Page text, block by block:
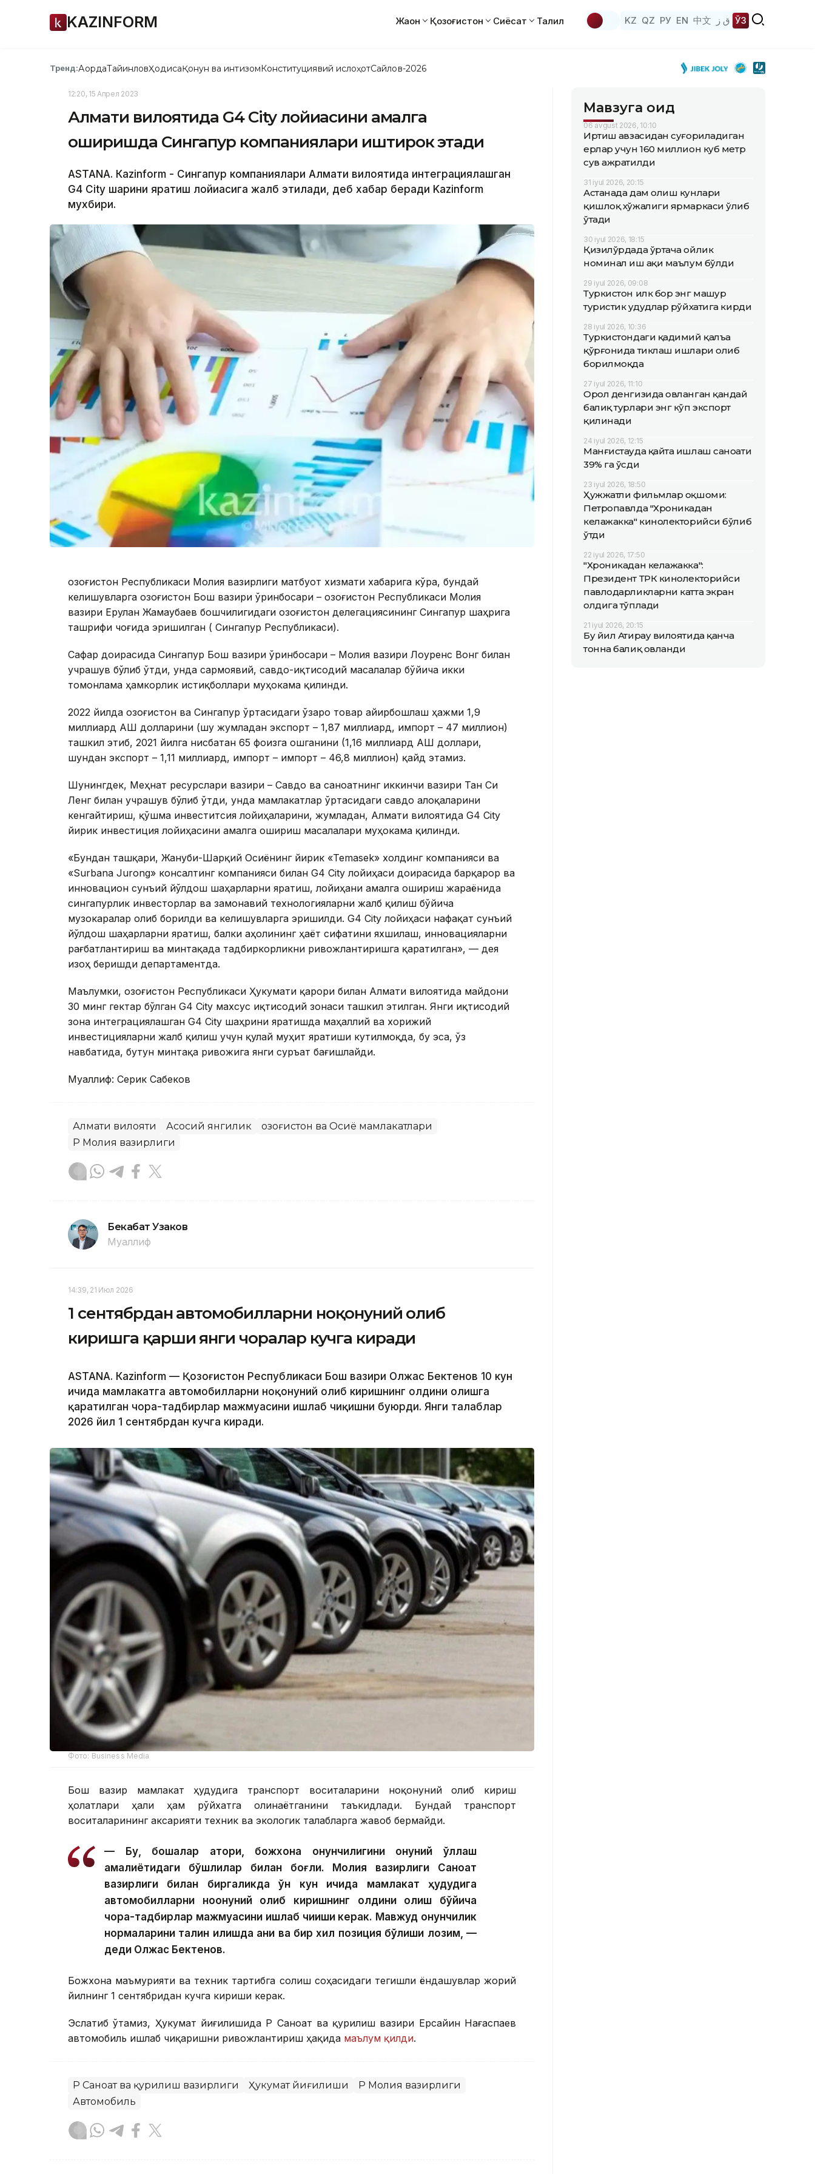
KAZINFORM Жаҳон Қозоғистон Сиёсат Таҳлил KZ QZ РУ EN 中文 ق ز ЎЗ
Тренд:АқордаТайинловҲодисаҚонун ва интизомКонституциявий ислоҳотСайлов-2026
12:20, 15 Апрел 2023
Алмати вилоятида G4 City лойиҳасини амалга
оширишда Сингапур компаниялари иштирок этади
ASTANA. Кazinform - Сингапур компаниялари Алмати вилоятида интеграциялашган
G4 City шаҳрини яратиш лойиҳасига жалб этилади, деб хабар беради Kazinform
мухбири.
Қозоғистон Республикаси Молия вазирлиги матбуот хизмати хабарига кўра, бундай
келишувларга Қозоғистон Бош вазири ўринбосари – Қозоғистон Республикаси Молия
вазири Ерулан Жамаубаев бошчилигидаги Қозоғистон делегациясининг Сингапур шаҳрига
ташрифи чоғида эришилган ( Сингапур Республикаси).
Сафар доирасида Сингапур Бош вазири ўринбосари – Молия вазири Лоуренс Вонг билан
учрашув бўлиб ўтди, унда сармоявий, савдо-иқтисодий масалалар бўйича икки
томонлама ҳамкорлик истиқболлари муҳокама қилинди.
2022 йилда Қозоғистон ва Сингапур ўртасидаги ўзаро товар айирбошлаш ҳажми 1,9
миллиард АҚШ долларини (шу жумладан экспорт – 1,87 миллиард, импорт – 47 миллион)
ташкил этиб, 2021 йилга нисбатан 65 фоизга ошганини (1,16 миллиард АҚШ доллари,
шундан экспорт – 1,11 миллиард, импорт – импорт – 46,8 миллион) қайд этамиз.
Шунингдек, Меҳнат ресурслари вазири – Савдо ва саноатнинг иккинчи вазири Тан Си
Ленг билан учрашув бўлиб ўтди, унда мамлакатлар ўртасидаги савдо алоқаларини
кенгайтириш, қўшма инвеститсия лойиҳаларини, жумладан, Алмати вилоятида G4 City
йирик инвестиция лойиҳасини амалга ошириш масалалари муҳокама қилинди.
«Бундан ташқари, Жануби-Шарқий Осиёнинг йирик «Temasek» холдинг компанияси ва
«Surbana Jurong» консалтинг компанияси билан G4 City лойиҳаси доирасида барқарор ва
инновацион сунъий йўлдош шаҳарларни яратиш, лойиҳани амалга ошириш жараёнида
сингапурлик инвесторлар ва замонавий технологияларни жалб қилиш бўйича
музокаралар олиб борилди ва келишувларга эришилди. G4 City лойиҳаси нафақат сунъий
йўлдош шаҳарларни яратиш, балки аҳолининг ҳаёт сифатини яхшилаш, инновацияларни
рағбатлантириш ва минтақада тадбиркорликни ривожлантиришга қаратилган», — дея
изоҳ беришди департаментда.
Маълумки, Қозоғистон Республикаси Ҳукумати қарори билан Алмати вилоятида майдони
30 минг гектар бўлган G4 City махсус иқтисодий зонаси ташкил этилган. Янги иқтисодий
зона интеграциялашган G4 City шаҳрини яратишда маҳаллий ва хорижий
инвестицияларни жалб қилиш учун қулай муҳит яратиши кутилмоқда, бу эса, ўз
навбатида, бутун минтақа ривожига янги суръат бағишлайди.
Муаллиф: Серик Сабеков
Алмати вилояти Асосий янгилик
Қозоғистон ва Осиё мамлакатлари
ҚР Молия вазирлиги
Бекабат Узаков
Муаллиф
14:39, 21 Июл 2026
1 сентябрдан автомобилларни ноқонуний олиб
киришга қарши янги чоралар кучга киради
ASTANА. Кazinform — Қозоғистон Республикаси Бош вазири Олжас Бектенов 10 кун
ичида мамлакатга автомобилларни ноқонуний олиб киришнинг олдини олишга
қаратилган чора-тадбирлар мажмуасини ишлаб чиқишни буюрди. Янги талаблар
2026 йил 1 сентябрдан кучга киради.
Фото: Business Media
Бош вазир мамлакат ҳудудига транспорт воситаларини ноқонуний олиб кириш
ҳолатлари ҳали ҳам рўйхатга олинаётганини таъкидлади. Бундай транспорт
воситаларининг аксарияти техник ва экологик талабларга жавоб бермайди.
— Бу, бошқалар қатори, божхона қонунчилигини қонуний қўллаш
амалиётидаги бўшлиқлар билан боғлиқ. Молия вазирлиги Саноат
вазирлиги билан биргаликда ўн кун ичида мамлакат ҳудудига
автомобилларни ноқонуний олиб киришнинг олдини олиш бўйича
чора-тадбирлар мажмуасини ишлаб чиқиши керак. Мавжуд қонунчилик
нормаларини талқин қилишда аниқ ва бир хил позиция бўлиши лозим, —
деди Олжас Бектенов.
Божхона маъмурияти ва техник тартибга солиш соҳасидаги тегишли ёндашувлар жорий
йилнинг 1 сентябридан кучга кириши керак.
Эслатиб ўтамиз, Ҳукумат йиғилишида ҚР Саноат ва қурилиш вазири Ерсайин Нағаспаев
автомобиль ишлаб чиқаришни ривожлантириш ҳақида маълум қилди.
ҚР Саноат ва қурилиш вазирлиги Ҳукумат йиғилиши
ҚР Молия вазирлиги
Автомобиль
Мавзуга оид
06 avgust 2026, 10:10
Иртиш ҳавзасидан суғориладиган
ерлар учун 160 миллион куб метр
сув ажратилди
31 iyul 2026, 20:15
Астанада дам олиш кунлари
қишлоқ хўжалиги ярмаркаси ўлиб
ўтади
30 iyul 2026, 18:15
Қизилўрдада ўртача ойлик
номинал иш ҳақи маълум бўлди
29 iyul 2026, 09:08
Туркистон илк бор энг машҳур
туристик ҳудудлар рўйхатига кирди
28 iyul 2026, 10:36
Туркистондаги қадимий қалъа
қўрғонида тиклаш ишлари олиб
борилмоқда
27 iyul 2026, 11:10
Орол денгизида овланган қандай
балиқ турлари энг кўп экспорт
қилинади
24 iyul 2026, 12:15
Манғистауда қайта ишлаш саноати
39% га ўсди
23 iyul 2026, 18:50
Ҳужжатли фильмлар оқшоми:
Петропавлда "Хроникадан
келажакка" кинолекторийси бўлиб
ўтди
22 iyul 2026, 17:50
"Хроникадан келажакка":
Президент ТРК кинолекторийси
павлодарликларни катта экран
олдига тўплади
21 iyul 2026, 20:15
Бу йил Атирау вилоятида қанча
тонна балиқ овланди